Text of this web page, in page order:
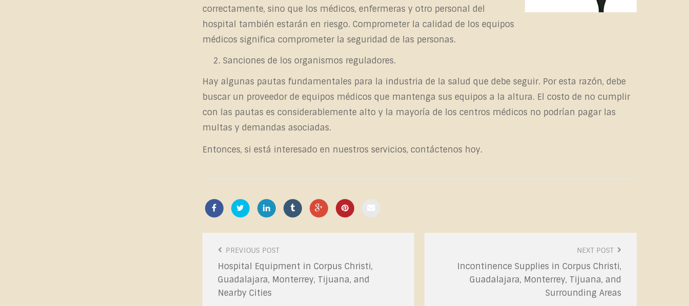
correctamente, sino que los médicos, enfermeras y otro personal del
hospital también estarán en riesgo. Comprometer la calidad de los equipos
médicos significa comprometer la seguridad de las personas.
Sanciones de los organismos reguladores.
Hay algunas pautas fundamentales para la industria de la salud que debe seguir. Por esta razón, debe
buscar un proveedor de equipos médicos que mantenga sus equipos a la altura. El costo de no cumplir
con las pautas es considerablemente alto y la mayoría de los centros médicos no podrían pagar las
multas y demandas asociadas.
Entonces, si está interesado en nuestros servicios, contáctenos hoy.
Post
Navigation
PREVIOUS POST
Hospital Equipment in Corpus Christi,
Guadalajara, Monterrey, Tijuana, and
Nearby Cities
NEXT POST
Incontinence Supplies in Corpus Christi,
Guadalajara, Monterrey, Tijuana, and
Surrounding Areas